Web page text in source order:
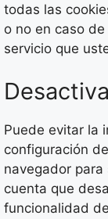
todas las
o no en caso
servicio que
Puede evitar la
configuración
navegador para
cuenta que
funcionalidad